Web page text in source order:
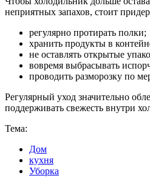
неприятных запахов, стоит
регулярно протирать полки;
хранить продукты в
не оставлять открытые
вовремя выбрасывать
проводить разморозку по
Регулярный уход значительно
поддерживать свежесть внутри
Тема:
Дом
кухня
Уборка